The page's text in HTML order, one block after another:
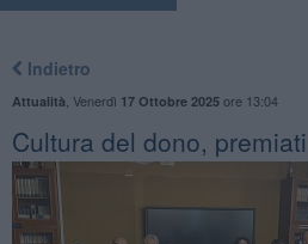
Indietro
Attualità Venerdì 17 Ottobre 2025ore 13:04
Cultura del dono,